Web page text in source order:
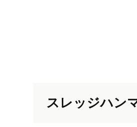
スレッジハン